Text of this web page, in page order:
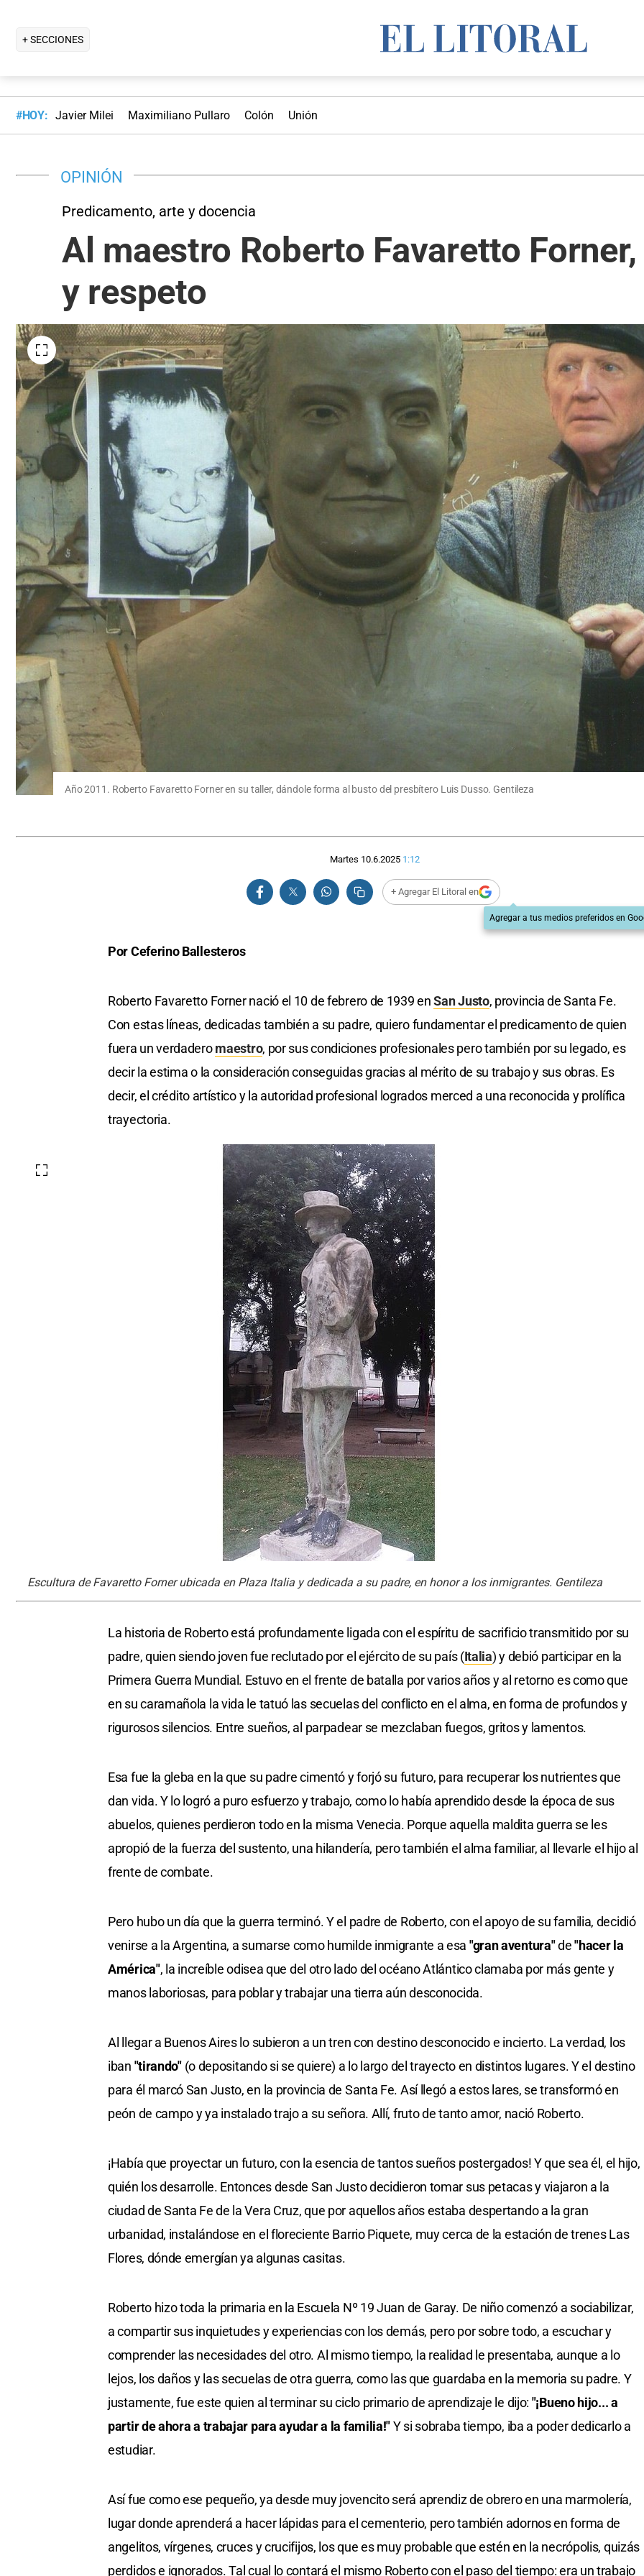
+ SECCIONES
#HOY: Javier Milei Maximiliano Pullaro Colón Unión
OPINIÓN
Predicamento, arte y docencia
Al maestro Roberto Favaretto
y respeto
Año 2011. Roberto Favaretto Forner en su taller, dándole forma al busto del presbítero Luis Dusso. Gentileza
Martes 10.6.2025 1:12
+ Agregar El Litoral en
Agregar a tus medios preferidos en
Por Ceferino Ballesteros
Roberto Favaretto Forner nació el 10 de febrero de 1939 enSan Justo, provincia de Santa Fe.
Con estas líneas, dedicadas también a su padre, quiero fundamentar el predicamento de quien
fuera un verdaderomaestro, por sus condiciones profesionales pero también por su legado, es
decir la estima o la consideración conseguidas gracias al mérito de su trabajo y sus obras. Es
decir, el crédito artístico y la autoridad profesional logrados merced a una reconocida y prolífica
trayectoria.
Escultura de Favaretto Forner ubicada en Plaza Italia y dedicada a su padre, en honor a los inmigrantes. Gentileza
La historia de Roberto está profundamente ligada con el espíritu de sacrificio transmitido por su
padre, quien siendo joven fue reclutado por el ejército de su país (Italia) y debió participar en la
Primera Guerra Mundial. Estuvo en el frente de batalla por varios años y al retorno es como que
en su caramañola la vida le tatuó las secuelas del conflicto en el alma, en forma de profundos y
rigurosos silencios. Entre sueños, al parpadear se mezclaban fuegos, gritos y lamentos.
Esa fue la gleba en la que su padre cimentó y forjó su futuro, para recuperar los nutrientes que
dan vida. Y lo logró a puro esfuerzo y trabajo, como lo había aprendido desde la época de sus
abuelos, quienes perdieron todo en la misma Venecia. Porque aquella maldita guerra se les
apropió de la fuerza del sustento, una hilandería, pero también el alma familiar, al llevarle el hijo al
frente de combate.
Pero hubo un día que la guerra terminó. Y el padre de Roberto, con el apoyo de su familia, decidió
venirse a la Argentina, a sumarse como humilde inmigrante a esa "gran aventura"de"hacer la
América", la increíble odisea que del otro lado del océano Atlántico clamaba por más gente y
manos laboriosas, para poblar y trabajar una tierra aún desconocida.
Al llegar a Buenos Aires lo subieron a un tren con destino desconocido e incierto. La verdad, los
iban "tirando"(o depositando si se quiere) a lo largo del trayecto en distintos lugares. Y el destino
para él marcó San Justo, en la provincia de Santa Fe. Así llegó a estos lares, se transformó en
peón de campo y ya instalado trajo a su señora. Allí, fruto de tanto amor, nació Roberto.
¡Había que proyectar un futuro, con la esencia de tantos sueños postergados! Y que sea él, el hijo,
quién los desarrolle. Entonces desde San Justo decidieron tomar sus petacas y viajaron a la
ciudad de Santa Fe de la Vera Cruz, que por aquellos años estaba despertando a la gran
urbanidad, instalándose en el floreciente Barrio Piquete, muy cerca de la estación de trenes Las
Flores, dónde emergían ya algunas casitas.
Roberto hizo toda la primaria en la Escuela Nº 19 Juan de Garay. De niño comenzó a sociabilizar,
a compartir sus inquietudes y experiencias con los demás, pero por sobre todo, a escuchar y
comprender las necesidades del otro. Al mismo tiempo, la realidad le presentaba, aunque a lo
lejos, los daños y las secuelas de otra guerra, como las que guardaba en la memoria su padre. Y
justamente, fue este quien al terminar su ciclo primario de aprendizaje le dijo: "¡Bueno hijo... a
partir de ahora a trabajar para ayudar a la familia!"Y si sobraba tiempo, iba a poder dedicarlo a
estudiar.
Así fue como ese pequeño, ya desde muy jovencito será aprendiz de obrero en una marmolería,
lugar donde aprenderá a hacer lápidas para el cementerio, pero también adornos en forma de
angelitos, vírgenes, cruces y crucifijos, los que es muy probable que estén en la necrópolis, quizás
perdidos e ignorados. Tal cual lo contará el mismo Roberto con el paso del tiempo: era un trabajo